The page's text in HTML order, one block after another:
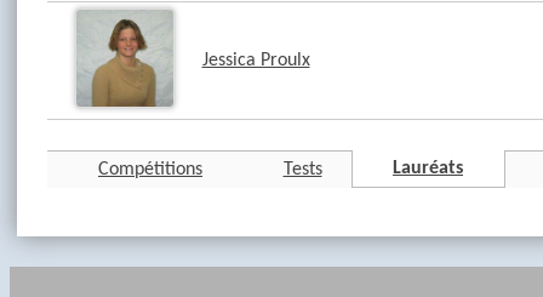
Jessica Proulx
Compétitions Tests Lauréats